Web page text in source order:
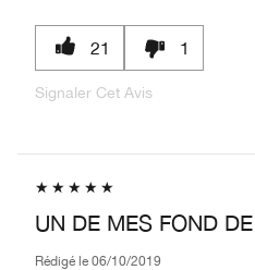
21 1
Signaler Cet Avis
UN DE MES FOND
Rédigé le 06/10/2019